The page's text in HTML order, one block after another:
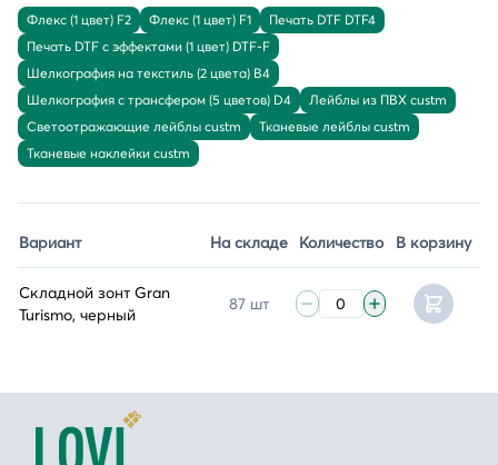
Флекс (1 цвет) F2 Флекс (1 цвет) F1
Печать DTF DTF4
Печать DTF с эффектами (1 цвет) DTF-F
Шелкография на текстиль (2 цвета) B4
Шелкография с трансфером (5 цветов) D4
Лейблы из ПВХ custm
Светоотражающие лейблы custm
Тканевые лейблы custm
Тканевые наклейки custm
Вариант На складе Количество В корзину
Складной зонт Gran
Turismo, черный
87 шт